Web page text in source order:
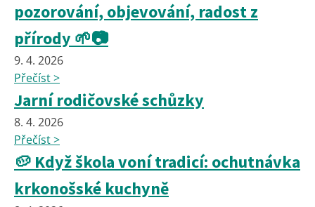
pozorování, objevování, radost z
přírody 🌱📷
9. 4. 2026
Přečíst >
Jarní rodičovské schůzky
8. 4. 2026
Přečíst >
🥔 Když škola voní tradicí: ochutnávka
krkonošské kuchyně